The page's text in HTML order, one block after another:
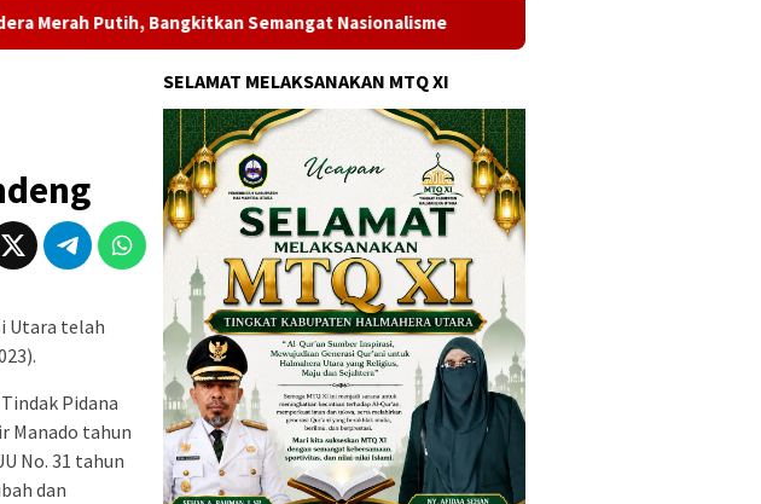
Putih, Bangkitkan Semangat Nasionalisme Bupati Robby Dondokambey Lantik
Utara telah
Pidana
Manado tahun
No. 31 tahun
dan
SELAMAT MELAKSANAKAN MTQ XI